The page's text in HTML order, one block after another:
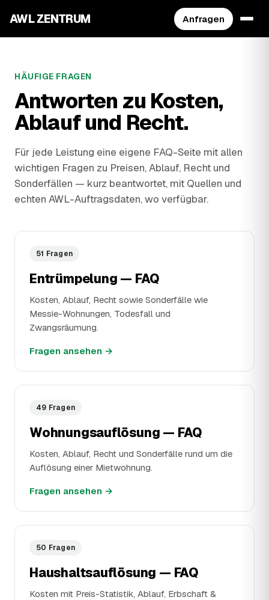
AWL ZENTRUM Anfragen
HÄUFIGE FRAGEN
Antworten zu Kosten,
Ablauf und Recht.
Für jede Leistung eine eigene FAQ-Seite mit allen
wichtigen Fragen zu Preisen, Ablauf, Recht und
Sonderfällen — kurz beantwortet, mit Quellen und
echten AWL-Auftragsdaten, wo verfügbar.
51 Fragen
Entrümpelung — FAQ
Kosten, Ablauf, Recht sowie Sonderfälle wie
Messie-Wohnungen, Todesfall und
Zwangsräumung.
Fragen ansehen →
49 Fragen
Wohnungsauflösung — FAQ
Kosten, Ablauf, Recht und Sonderfälle rund um die
Auflösung einer Mietwohnung.
Fragen ansehen →
50 Fragen
Haushaltsauflösung — FAQ
Kosten mit Preis-Statistik, Ablauf, Erbschaft &